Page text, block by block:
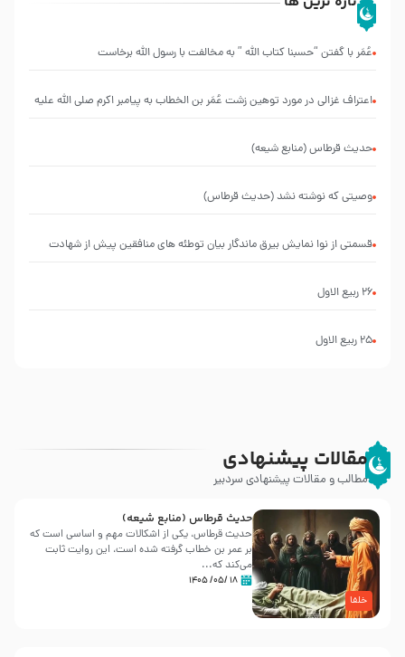
عُمَر با گفتن “حسبنا كتاب اللّه ” به مخالفت با رسول اللّه برخاست
اعتراف غزالی در مورد توهین زشت عُمَر بن الخطاب به پیامبر اکرم صلی الله علیه
حدیث قرطاس (منابع شیعه)
وصیتی که نوشته نشد (حدیث قرطاس)
قسمتی از نوا نمایش بیرق ماندگار بیان توطئه های منافقین پیش از شهادت
26 ربيع الاول
25 ربيع الاول
مقالات پیشنهادی
مطالب و مقالات پیشنهادی سردبیر
خلفا
حدیث قرطاس (منابع شیعه)
حدیث قرطاس، یکی از اشکالات مهم و اساسی است که
بر عمر بن خطاب گرفته شده است، این روایت ثابت
می‌کند که...
۱۸ /۰۵/ ۱۴۰۵